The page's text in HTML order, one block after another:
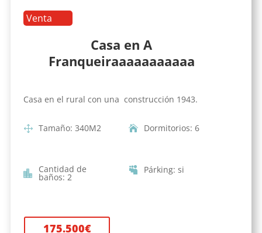
Venta
Casa en A
Franqueiraaaaaaaaaaa
Casa en el rural con una construcción 1943.
Tamaño: 340M2 Dormitorios: 6
Cantidad de
baños: 2
Párking: si
175.500€